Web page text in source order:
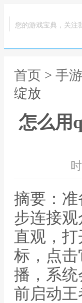
您的游戏宝典，关注
首页 > 手
绽放
怎么用
摘要：
步连接
直观，
标，点
播，系
前启动